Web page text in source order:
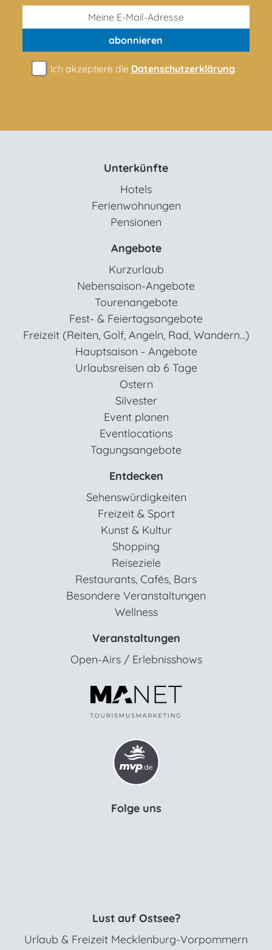
abonnieren
Ich akzeptiere die Datenschutzerklärung.
Unterkünfte
Hotels
Ferienwohnungen
Pensionen
Angebote
Kurzurlaub
Nebensaison-Angebote
Tourenangebote
Fest- & Feiertagsangebote
Freizeit (Reiten, Golf, Angeln, Rad, Wandern...)
Hauptsaison - Angebote
Urlaubsreisen ab 6 Tage
Ostern
Silvester
Event planen
Eventlocations
Tagungsangebote
Entdecken
Sehenswürdigkeiten
Freizeit & Sport
Kunst & Kultur
Shopping
Reiseziele
Restaurants, Cafés, Bars
Besondere Veranstaltungen
Wellness
Veranstaltungen
Open-Airs / Erlebnisshows
Folge uns
Lust auf Ostsee?
Urlaub & Freizeit Mecklenburg-Vorpommern